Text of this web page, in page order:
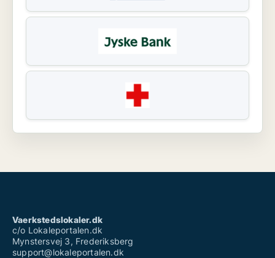
Vaerkstedslokaler.dk
c/o Lokaleportalen.dk
Mynstersvej 3, Frederiksberg
support@lokaleportalen.dk